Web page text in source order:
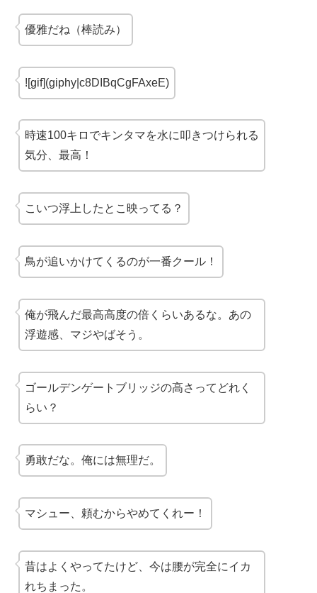
優雅だね（棒読み）
![gif](giphy|c8DIBqCgFAxeE)
時速100キロでキンタマを水に叩きつけられる
気分、最高！
こいつ浮上したとこ映ってる？
鳥が追いかけてくるのが一番クール！
俺が飛んだ最高高度の倍くらいあるな。あの
浮遊感、マジやばそう。
ゴールデンゲートブリッジの高さってどれく
らい？
勇敢だな。俺には無理だ。
マシュー、頼むからやめてくれー！
昔はよくやってたけど、今は腰が完全にイカ
れちまった。